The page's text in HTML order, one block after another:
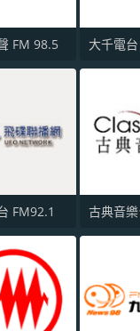
FM 98.5 大千電
FM92.1